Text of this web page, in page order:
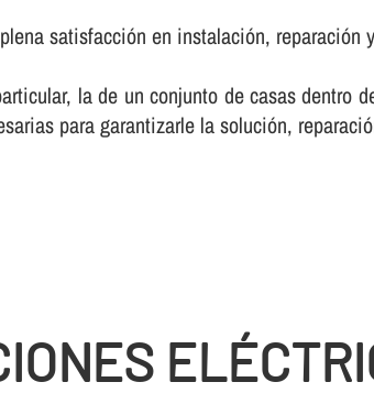
satisfacción en instalación,
la de un conjunto de casas dentro
para garantizarle la solución,